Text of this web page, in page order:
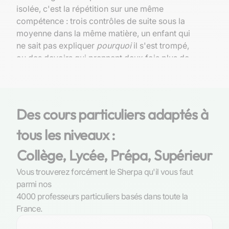
isolée, c'est la répétition sur une même
compétence : trois contrôles de suite sous la
moyenne dans la même matière, un enfant qui
ne sait pas expliquer pourquoiil s'est trompé,
ou des devoirs qui prennent deux fois plus de
l'échéance du brevet et le dossier d'orientation,
la marge se réduit nettement.
Qu'est-ce que la réforme du brevet 2026
change pour mon enfant en 3ème ?
Elle change la mécanique même de l'examen, et
beaucoup de parents l'ignorent encore. Depuis
la session 2026, le barème sur 800 points a
Des cours particuliers adaptés à
tous les niveaux :
Collège, Lycée, Prépa, Supérieur
Vous trouverez forcément le Sherpa qu'il vous faut
parmi nos
4000 professeurs particuliers basés dans toute la
France.